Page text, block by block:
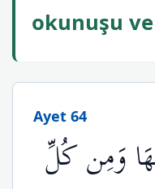
okunuşu
Ayet 64
وَمِن كُلِّ